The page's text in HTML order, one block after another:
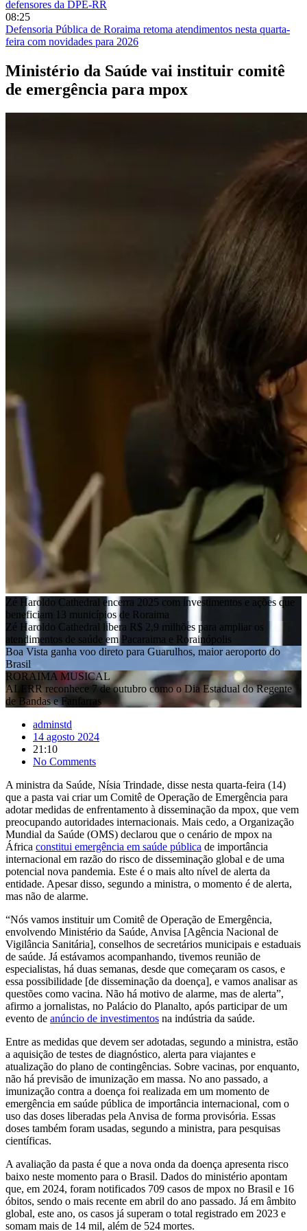
defensores da DPE-RR
08:25
Defensoria Pública de Roraima retoma atendimentos nesta quarta-
feira com novidades para 2026
Ministério da Saúde vai instituir comitê
de emergência para mpox
Zé Haroldo Cathedral encerra 2025 com investimentos e ações que
beneficiam 13 municípios de Roraima
Zé Haroldo Cathedral libera R$ 2,9 milhões para ampliar os
atendimentos de saúde em Pacaraima e Rorainópolis
Boa Vista ganha voo direto para Guarulhos, maior aeroporto do
Brasil
RORAIMA MUSICAL
ALERR reconhece 7 de outubro como o Dia Estadual do Regente
de Bandas e Fanfarras
adminstd
14 agosto 2024
21:10
No Comments
A ministra da Saúde, Nísia Trindade, disse nesta quarta-feira (14)
que a pasta vai criar um Comitê de Operação de Emergência para
adotar medidas de enfrentamento à disseminação da mpox, que vem
preocupando autoridades internacionais. Mais cedo, a Organização
Mundial da Saúde (OMS) declarou que o cenário de mpox na
África constitui emergência em saúde pública de importância
internacional em razão do risco de disseminação global e de uma
potencial nova pandemia. Este é o mais alto nível de alerta da
entidade. Apesar disso, segundo a ministra, o momento é de alerta,
mas não de alarme.
“Nós vamos instituir um Comitê de Operação de Emergência,
envolvendo Ministério da Saúde, Anvisa [Agência Nacional de
Vigilância Sanitária], conselhos de secretários municipais e estaduais
de saúde. Já estávamos acompanhando, tivemos reunião de
especialistas, há duas semanas, desde que começaram os casos, e
essa possibilidade [de disseminação da doença], e vamos analisar as
questões como vacina. Não há motivo de alarme, mas de alerta”,
afirmo a jornalistas, no Palácio do Planalto, após participar de um
evento de anúncio de investimentos na indústria da saúde.
Entre as medidas que devem ser adotadas, segundo a ministra, estão
a aquisição de testes de diagnóstico, alerta para viajantes e
atualização do plano de contingências. Sobre vacinas, por enquanto,
não há previsão de imunização em massa. No ano passado, a
imunização contra a doença foi realizada em um momento de
emergência em saúde pública de importância internacional, com o
uso das doses liberadas pela Anvisa de forma provisória. Essas
doses também foram usadas, segundo a ministra, para pesquisas
científicas.
A avaliação da pasta é que a nova onda da doença apresenta risco
baixo neste momento para o Brasil. Dados do ministério apontam
que, em 2024, foram notificados 709 casos de mpox no Brasil e 16
óbitos, sendo o mais recente em abril do ano passado. Já em âmbito
global, este ano, os casos já superam o total registrado em 2023 e
somam mais de 14 mil, além de 524 mortes.